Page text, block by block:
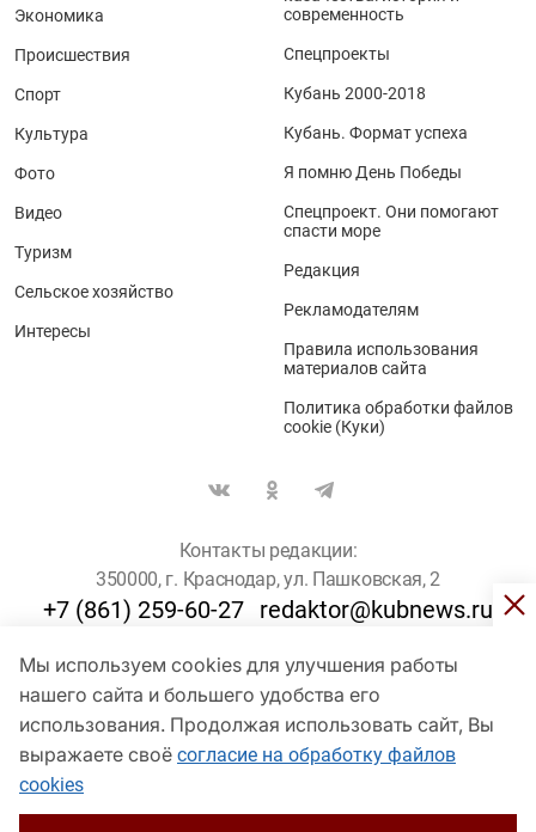
Мы используем cookies для улучшения работы
нашего сайта и большего удобства его
использования. Продолжая использовать сайт, Вы
выражаете своё согласие на обработку файлов
cookies
Экономика
Происшествия
Спорт
Культура
Фото
Видео
Туризм
Сельское хозяйство
Интересы
современность
Спецпроекты
Кубань 2000-2018
Кубань. Формат успеха
Я помню День Победы
Спецпроект. Они помогают
спасти море
Редакция
Рекламодателям
Правила использования
материалов сайта
Политика обработки файлов
cookie (Куки)
Контакты редакции:
350000, г. Краснодар, ул. Пашковская, 2
+7 (861) 259-60-27 redaktor@kubnews.ru
Для пользователей старше 16 лет
© Кубанские Новости, 2017
Сетевое издание «kubnews» зарегистрировано Федеральной
службой по надзору в сфере связи, информационных технологий
и массовых коммуникаций (Роскомнадзор). Регистрационный